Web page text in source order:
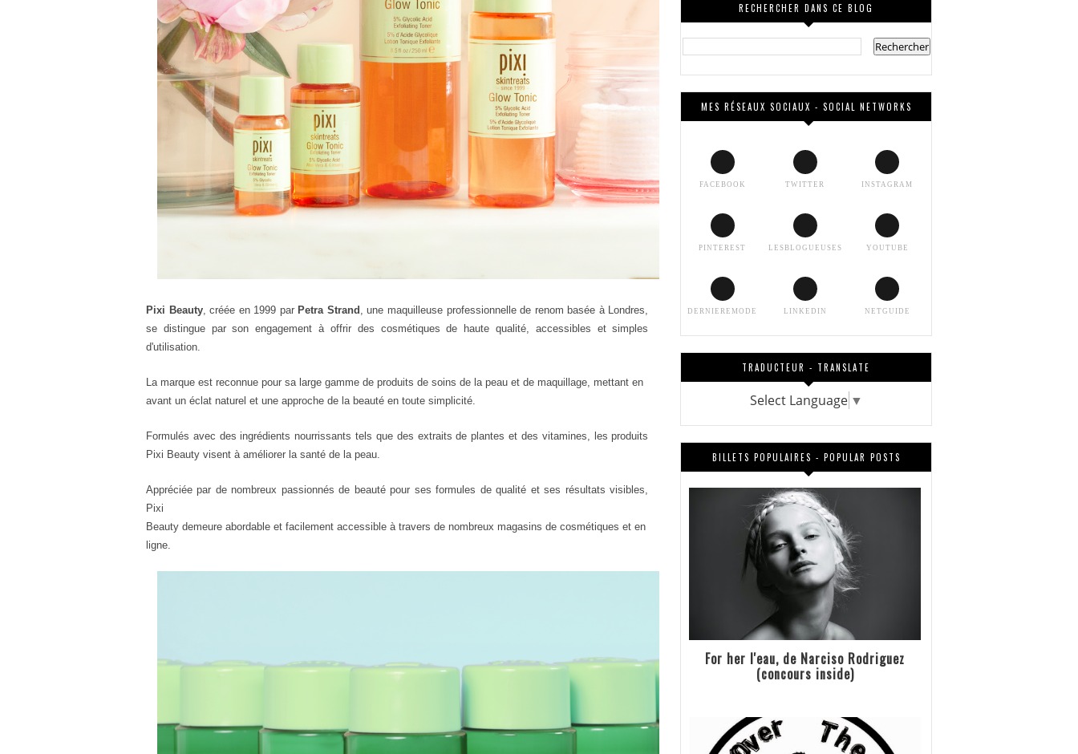
Pixi Beauty, créée en 1999 par Petra Strand , une maquilleuse professionnelle de renom basée à Londres,
se distingue par son engagement à offrir des cosmétiques de haute qualité, accessibles et simples
d'utilisation.
La marque est reconnue pour sa large gamme de produits de soins de la peau et de maquillage, mettant en
avant un éclat naturel et une approche de la beauté en toute simplicité.
Formulés avec des ingrédients nourrissants tels que des extraits de plantes et des vitamines, les produits
Pixi Beauty visent à améliorer la santé de la peau.
Appréciée par de nombreux passionnés de beauté pour ses formules de qualité et ses résultats visibles,
Pixi
Beauty demeure abordable et facilement accessible à travers de nombreux magasins de cosmétiques et en
ligne.
RECHERCHER DANS CE BLOG
MES RÉSEAUX SOCIAUX - SOCIAL NETWORKS
FACEBOOK TWITTER INSTAGRAM
PINTEREST LESBLOGUEUSES YOUTUBE
DERNIEREMODE LINKEDIN NETGUIDE
TRADUCTEUR - TRANSLATE
Select Language ▼
BILLETS POPULAIRES - POPULAR POSTS
For her l'eau, de Narciso Rodriguez
(concours inside)